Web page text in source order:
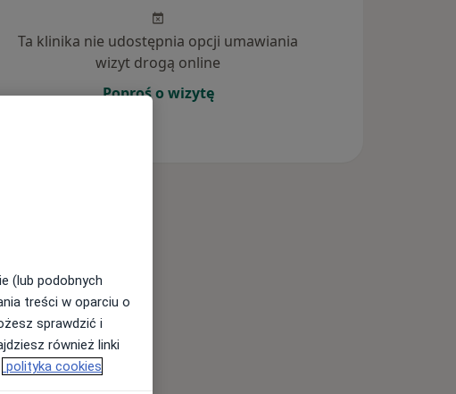
Ta klinika nie udostępnia opcji umawiania
wizyt drogą online
Poproś o wizytę
(lub podobnych
treści w oparciu o
sprawdzić i
również linki
polityka cookies